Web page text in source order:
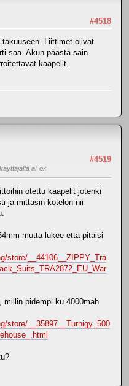
#4518
Liittimet olivat
saa. Akun päästä sain
kaapelit.
#4519
aFox
otettu kaapelit jotenki
ja mittasin kotelon nii
mutta lukee että pitäisi
store/__44106__ZIPPY_Tra
pidempi ku 4000mah
store/__35897__Turnigy_500